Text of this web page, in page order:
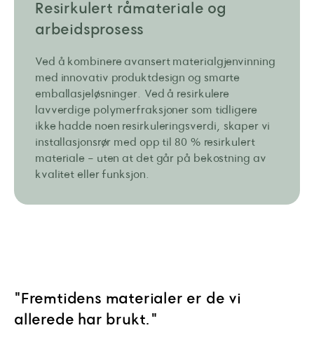
Resirkulert råmateriale og
arbeidsprosess
Ved å kombinere avansert materialgjenvinning
med innovativ produktdesign og smarte
emballasjeløsninger. Ved å resirkulere
lavverdige polymerfraksjoner som tidligere
ikke hadde noen resirkuleringsverdi, skaper vi
installasjonsrør med opp til 80 % resirkulert
materiale - uten at det går på bekostning av
kvalitet eller funksjon.
"Fremtidens materialer er de vi
allerede har brukt."